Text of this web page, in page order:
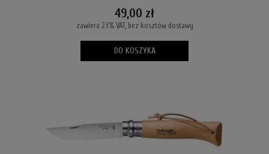
49,00 zł
zawiera 23% VAT, bez kosztów dostawy
DO KOSZYKA